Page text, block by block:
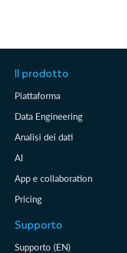
Il prodotto
Piattaforma
Data Engineering
Analisi dei dati
AI
App e collaboration
Pricing
Supporto
Supporto (EN)